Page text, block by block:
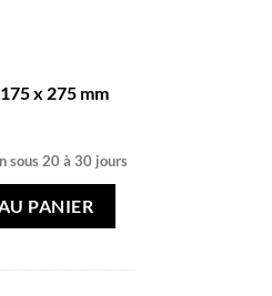
x 275 mm
sous 20 à 30 jours
PANIER